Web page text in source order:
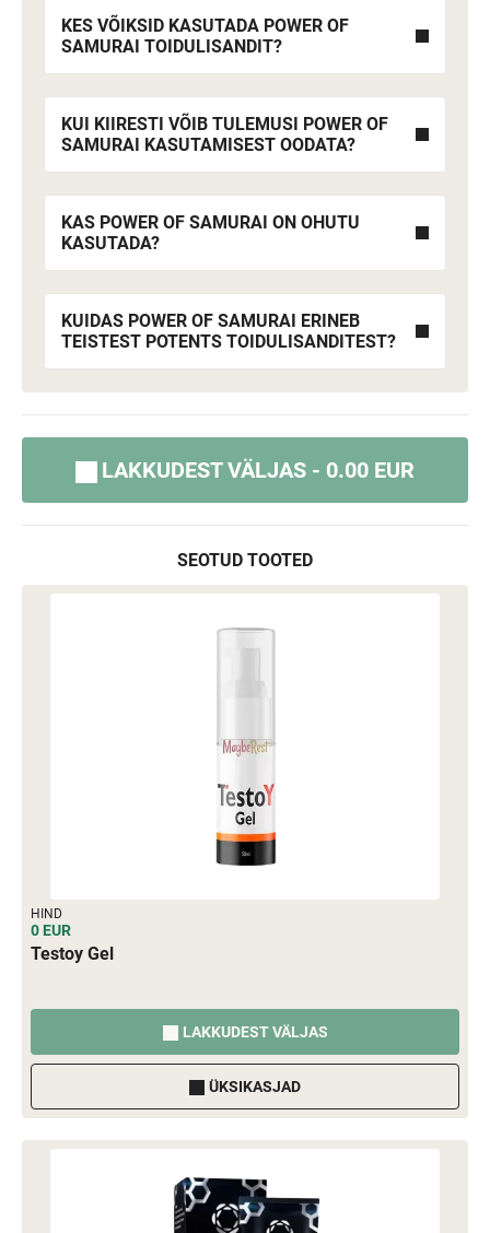
KES VÕIKSID KASUTADA POWER OF
SAMURAI TOIDULISANDIT?
KUI KIIRESTI VÕIB TULEMUSI POWER OF
SAMURAI KASUTAMISEST OODATA?
KAS POWER OF SAMURAI ON OHUTU
KASUTADA?
KUIDAS POWER OF SAMURAI ERINEB
TEISTEST POTENTS TOIDULISANDITEST?
LAKKUDEST VÄLJAS - 0.00 EUR
SEOTUD TOOTED
HIND
0 EUR
Testoy Gel
LAKKUDEST VÄLJAS
ÜKSIKASJAD